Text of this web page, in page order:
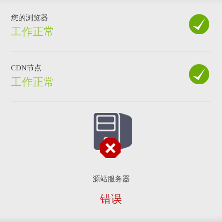
您的浏览器
工作正常
CDN节点
工作正常
源站服务器
错误